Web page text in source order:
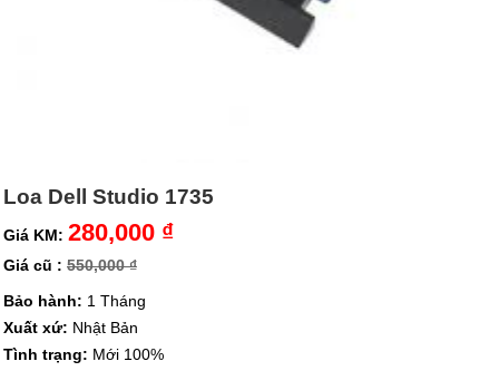
Loa Dell Studio 1735
Giá KM: 280,000 ₫
Giá cũ : 550,000 ₫
Bảo hành: 1 Tháng
Xuất xứ: Nhật Bản
Tình trạng: Mới 100%